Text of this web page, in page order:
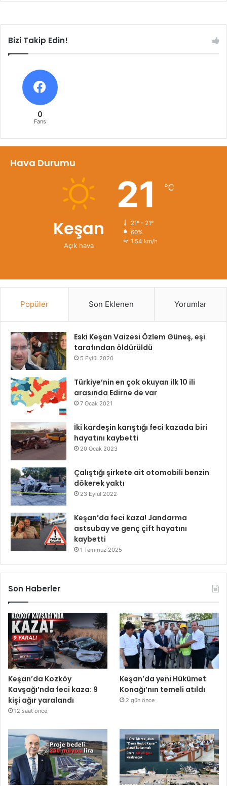
Bizi Takip Edin!
0
Fans
Hava Durumu
Keşan
Açık hava
21 ℃
21º - 21º
60%
1.54 km/h
Popüler Son Eklenen Yorumlar
Eski Keşan Vaizesi Özlem Güneş, eşi
tarafından öldürüldü
5 Eylül 2020
Türkiye’nin en çok okuyan ilk 10 ili
arasında Edirne de var
7 Ocak 2021
İki kardeşin karıştığı feci kazada biri
hayatını kaybetti
20 Ocak 2023
Çalıştığı şirkete ait otomobili benzin
dökerek yaktı
23 Eylül 2022
Keşan’da feci kaza! Jandarma
astsubay ve genç çift hayatını
kaybetti
1 Temmuz 2025
Son Haberler
Keşan’da Kozköy
Kavşağı’nda feci kaza: 9
kişi ağır yaralandı
12 saat önce
Keşan’da yeni Hükümet
Konağı’nın temeli atıldı
2 gün önce